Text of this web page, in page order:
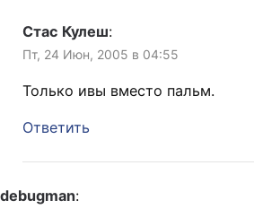
Стас Кулеш:
Пт, 24 Июн, 2005 в 04:55
Только ивы вместо пальм.
Ответить
debugman: